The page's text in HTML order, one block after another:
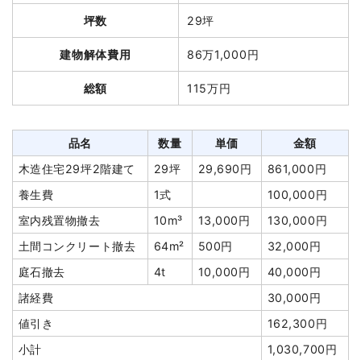
坪数 29坪
建物解体費用 86万1,000円
総額 115万円
品名 数量 単価
金額
木造住宅29坪2階建て
29坪 29,690円
861,000円
養生費
1式
100,000円
室内残置物撤去
10m³ 13,000円
130,000円
土間コンクリート撤去
64m² 500円
32,000円
庭石撤去
4t 10,000円
40,000円
諸経費
30,000円
値引き
162,300円
小計
1,030,700円